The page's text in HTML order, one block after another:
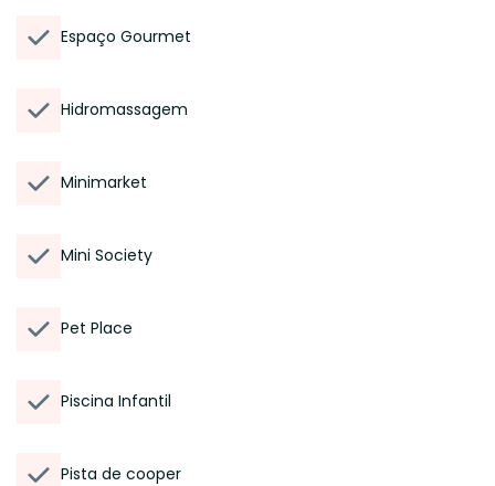
Espaço Gourmet
Hidromassagem
Minimarket
Mini Society
Pet Place
Piscina Infantil
Pista de cooper